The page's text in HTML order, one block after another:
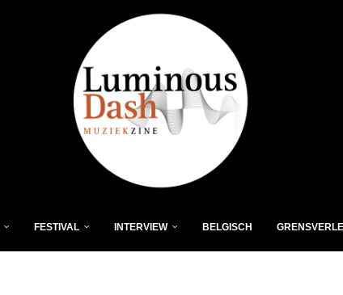
FESTIVAL INTERVIEW BELGISCH